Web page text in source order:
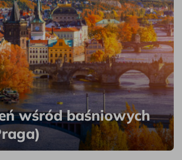
wśród baśniowych